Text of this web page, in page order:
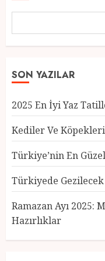
SON YAZILAR
2025 En İyi Yaz
Kediler Ve
Türkiye’nin En
Türkiyede
Ramazan Ayı 2025:
Hazırlıklar